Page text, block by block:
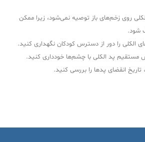
روی زخم‌های باز توصیه نمی‌شود، زیرا ممکن
شود.
الکلی را دور از دسترس کودکان نگهداری کنید.
مستقیم پد الکلی با چشم‌ها خودداری کنید.
تاریخ انقضای پدها را بررسی کنید.